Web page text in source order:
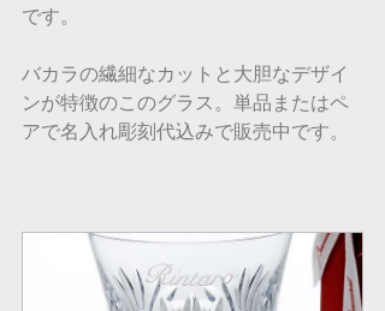
です。
バカラの繊細なカットと大胆なデザイ
ンが特徴のこのグラス。単品またはペ
アで名入れ彫刻代込みで販売中です。